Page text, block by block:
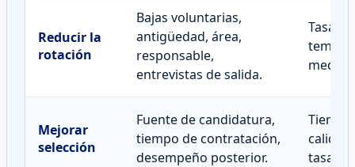
Reducir la
rotación
Bajas voluntarias,
antigüedad, área,
responsable,
entrevistas de salida.
Tasa
media.
Mejorar
selección
Fuente de candidatura,
tiempo de contratación,
desempeño posterior.
tasa